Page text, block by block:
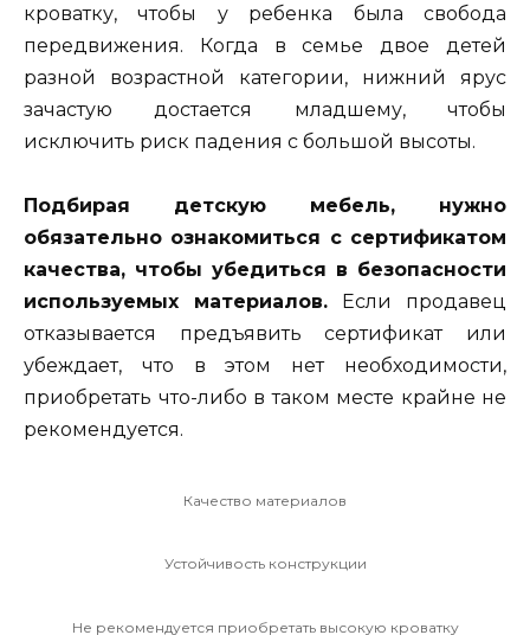
кроватку, чтобы у ребенка была свобода
передвижения. Когда в семье двое детей
разной возрастной категории, нижний ярус
зачастую достается младшему, чтобы
исключить риск падения с большой высоты.
Подбирая детскую мебель, нужно
обязательно ознакомиться с сертификатом
качества, чтобы убедиться в безопасности
используемых материалов. Если продавец
отказывается предъявить сертификат или
убеждает, что в этом нет необходимости,
приобретать что-либо в таком месте крайне не
рекомендуется.
Качество материалов
Устойчивость конструкции
Не рекомендуется приобретать высокую кроватку